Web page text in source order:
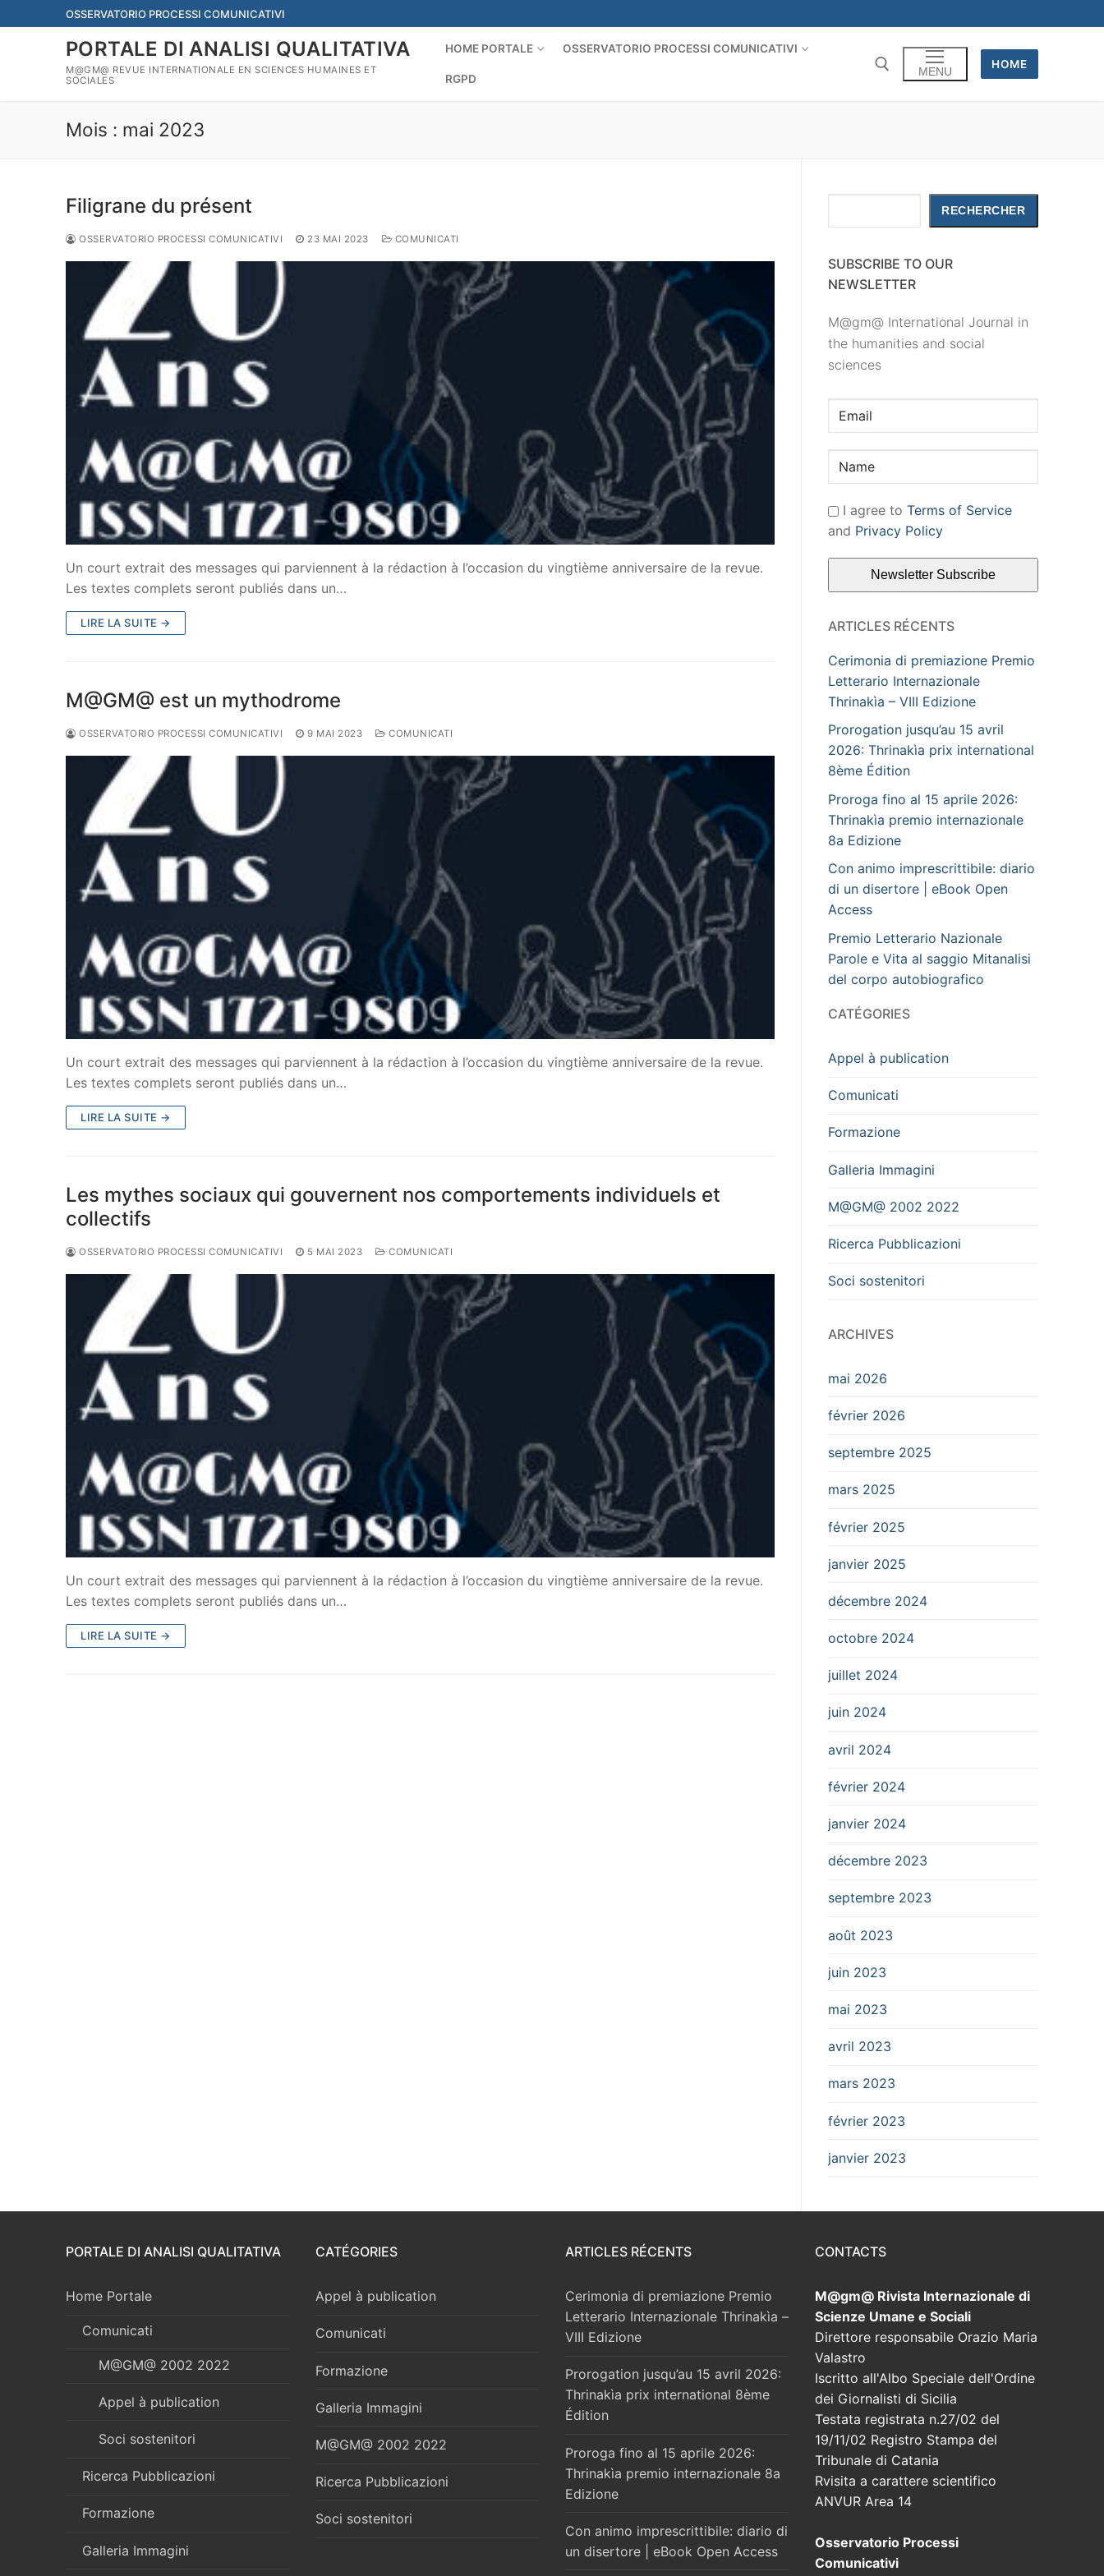
au
OSSERVATORIO PROCESSI COMUNICATIVI
PORTALE DI ANALISI QUALITATIVA
M@GM@ REVUE INTERNATIONALE EN SCIENCES HUMAINES ET
SOCIALES
HOME PORTALE OSSERVATORIO PROCESSI COMUNICATIVI
RGPD
MENU
HOME
Mois : mai 2023
Filigrane du présent
OSSERVATORIO PROCESSI COMUNICATIVI 23 MAI 2023 COMUNICATI
Un court extrait des messages qui parviennent à la rédaction à l’occasion du vingtième anniversaire de la revue.
Les textes complets seront publiés dans un…
LIRE LA SUITE →
M@GM@ est un mythodrome
OSSERVATORIO PROCESSI COMUNICATIVI 9 MAI 2023 COMUNICATI
Un court extrait des messages qui parviennent à la rédaction à l’occasion du vingtième anniversaire de la revue.
Les textes complets seront publiés dans un…
LIRE LA SUITE →
Les mythes sociaux qui gouvernent nos comportements individuels et
collectifs
OSSERVATORIO PROCESSI COMUNICATIVI 5 MAI 2023 COMUNICATI
Un court extrait des messages qui parviennent à la rédaction à l’occasion du vingtième anniversaire de la revue.
Les textes complets seront publiés dans un…
LIRE LA SUITE →
RECHERCHER
SUBSCRIBE TO OUR
NEWSLETTER
M@gm@ International Journal in
the humanities and social
sciences
I agree to Terms of Service
and Privacy Policy
ARTICLES RÉCENTS
Cerimonia di premiazione Premio
Letterario Internazionale
Thrinakìa – VIII Edizione
Prorogation jusqu’au 15 avril
2026: Thrinakìa prix international
8ème Édition
Proroga fino al 15 aprile 2026:
Thrinakìa premio internazionale
8a Edizione
Con animo imprescrittibile: diario
di un disertore | eBook Open
Access
Premio Letterario Nazionale
Parole e Vita al saggio Mitanalisi
del corpo autobiografico
CATÉGORIES
Appel à publication
Comunicati
Formazione
Galleria Immagini
M@GM@ 2002 2022
Ricerca Pubblicazioni
Soci sostenitori
ARCHIVES
mai 2026
février 2026
septembre 2025
mars 2025
février 2025
janvier 2025
décembre 2024
octobre 2024
juillet 2024
juin 2024
avril 2024
février 2024
janvier 2024
décembre 2023
septembre 2023
août 2023
juin 2023
mai 2023
avril 2023
mars 2023
février 2023
janvier 2023
PORTALE DI ANALISI QUALITATIVA
Home Portale
Comunicati
M@GM@ 2002 2022
Appel à publication
Soci sostenitori
Ricerca Pubblicazioni
Formazione
Galleria Immagini
CATÉGORIES
Appel à publication
Comunicati
Formazione
Galleria Immagini
M@GM@ 2002 2022
Ricerca Pubblicazioni
Soci sostenitori
ARTICLES RÉCENTS
Cerimonia di premiazione Premio
Letterario Internazionale Thrinakìa –
VIII Edizione
Prorogation jusqu’au 15 avril 2026:
Thrinakìa prix international 8ème
Édition
Proroga fino al 15 aprile 2026:
Thrinakìa premio internazionale 8a
Edizione
Con animo imprescrittibile: diario di
un disertore | eBook Open Access
CONTACTS
M@gm@ Rivista Internazionale di
Scienze Umane e Sociali
Direttore responsabile Orazio Maria
Valastro
Iscritto all'Albo Speciale dell'Ordine
dei Giornalisti di Sicilia
Testata registrata n.27/02 del
19/11/02 Registro Stampa del
Tribunale di Catania
Rvisita a carattere scientifico
ANVUR Area 14
Osservatorio Processi
Comunicativi